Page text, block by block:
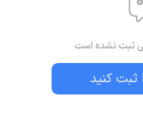
ثبت نشده است
ثبت کنید